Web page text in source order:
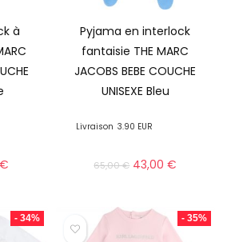
à
€
Pyjama en interlock
fantaisie THE MARC
JACOBS BEBE COUCHE
UNISEXE Bleu
Livraison 3.90 EUR
65,00€ 43,00€
- 34% - 35%